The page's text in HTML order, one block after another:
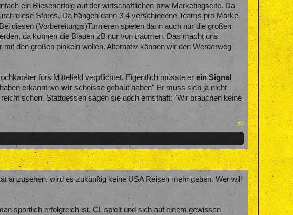
ein Riesenerfolg auf der wirtschaftlichen bzw Marketingseite. Da
diese Stores. Da hängen dann 3-4 verschiedene Teams pro Marke
diesen (Vorbereitungs)Turnieren spielen dann auch nur die großen
da können die Blauen zB nur von träumen. Das macht uns
den großen pinkeln wollen. Alternativ können wir den Werderweg
fürs Mittelfeld verpflichtet. Eigentlich müsste erein Signal
erkannt wowir scheisse gebaut haben" Er muss sich ja nicht
schon. Stattdessen sagen sie doch ernsthaft: "Wir brauchen keine
#3
anzusehen, wird es zukünftig keine USA Reisen mehr geben. Wer will
sportlich erfolgreich ist, CL spielt und sich auf einem gewissen